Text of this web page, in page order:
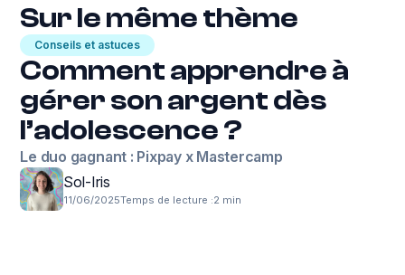
Sur le même thème
Conseils et astuces
Comment apprendre à
gérer son argent dès
l’adolescence ?
Le duo gagnant : Pixpay x Mastercamp
Sol-Iris
11/06/2025Temps de lecture :2 min